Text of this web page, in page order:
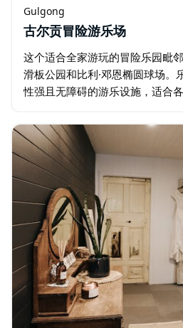
Gulgong
古尔贡冒险游乐场
这个适合全家游玩的冒险乐园毗
滑板公园和比利·邓恩椭圆球场。
性强且无障碍的游乐设施，适合
施，还有深受孩子们喜爱的趣味